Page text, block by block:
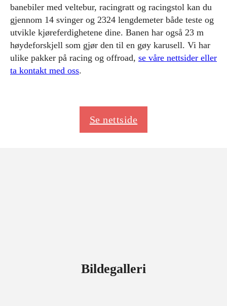
banebiler med veltebur, racingratt og racingstol kan du
gjennom 14 svinger og 2324 lengdemeter både teste og
utvikle kjøreferdighetene dine. Banen har også 23 m
høydeforskjell som gjør den til en gøy karusell. Vi har
ulike pakker på racing og offroad, se våre nettsider eller
ta kontakt med oss.
Se nettside
Bildegalleri